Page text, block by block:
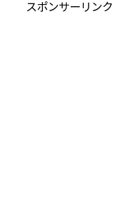
スポンサーリンク